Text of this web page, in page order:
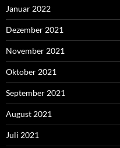
Januar 2022
Dezember 2021
November 2021
Oktober 2021
September 2021
August 2021
Juli 2021